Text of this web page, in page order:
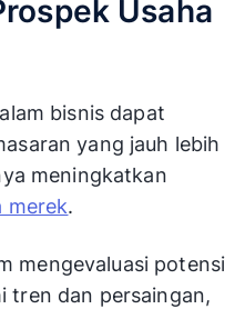
Usaha
bisnis dapat
yang jauh lebih
meningkatkan
merek.
mengevaluasi potensi
tren dan persaingan,